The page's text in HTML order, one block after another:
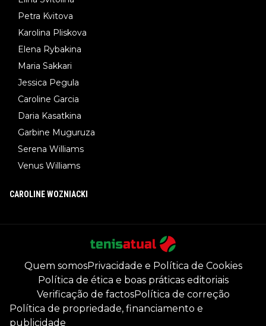
Petra Kvitova
Karolina Pliskova
Elena Rybakina
Maria Sakkari
Jessica Pegula
Caroline Garcia
Daria Kasatkina
Garbine Muguruza
Serena Williams
Venus Williams
CAROLINE WOZNIACKI
Quem somosPrivacidade e Política de Cookies
Política de ética e boas práticas editoriais
Verificação de factosPolítica de correção
Política de propriedade, financiamento e
publicidade